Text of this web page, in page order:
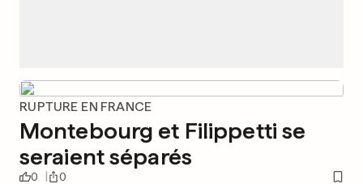
RUPTURE EN FRANCE
Montebourg et Filippetti se
seraient séparés
0 0